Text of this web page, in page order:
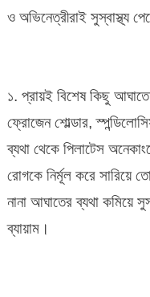
ও অভিনেত্রীরাই সুস্বাস্থ্য
১. প্রায়ই বিশেষ কিছু
ফ্রোজেন শোল্ডার,
ব্যথা থেকে পিলাটেস
রোগকে নির্মূল করে সারিয়ে
নানা আঘাতের ব্যথা কমিয়ে
ব্যায়াম।